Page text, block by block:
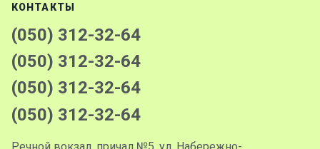
КОНТАКТЫ
(050) 312-32-64
(050) 312-32-64
(050) 312-32-64
(050) 312-32-64
Речной вокзал, причал №5, ул. Набережно-